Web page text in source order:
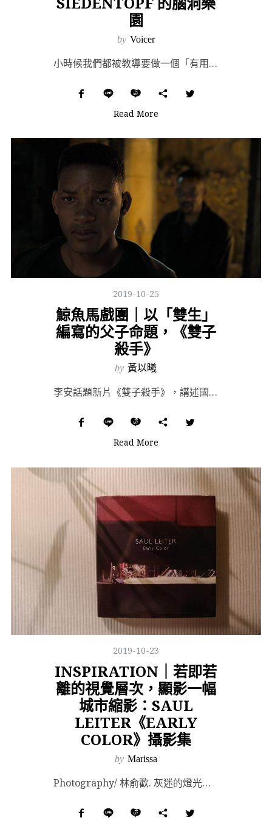
園
by Voicer
小時候我們都被教導要做一個「有用」的人；長大後才發現，做一個「沒用」的人比較難。很多令你快樂的事，其...
Read More
2019-10-25
鯨魚馬戲團｜以「雙生」
編寫的父子命題，《雙子
殺手》
by 黃以曦
李安話題新片《雙子殺手》，講述國情局頂尖探員 Henry Brogan 想出完最後任務就要退休，卻被...
Read More
2019-10-23
INSPIRATION｜若即若
離的視覺層次，顯影一幅
城市縮影：SAUL
LEITER《EARLY
COLOR》攝影集
by Marissa
Photography/ 林俞歡. 灰迷的燈光籠罩著街頭，路人摩肩接踵而行，視線交界所及，已被壓縮成...